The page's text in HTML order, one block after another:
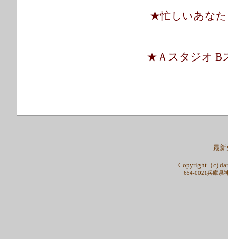
★忙しいあなた
★Ａスタジオ B
最
Copyright（c)
654-0021兵庫県